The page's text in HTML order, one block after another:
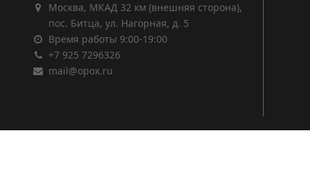
Москва, МКАД 32 км (внешняя сторона),
пос. Битца, ул. Нагорная, д. 5
Время работы 9:00-19:00
+7 925 7296326
mail@opox.ru